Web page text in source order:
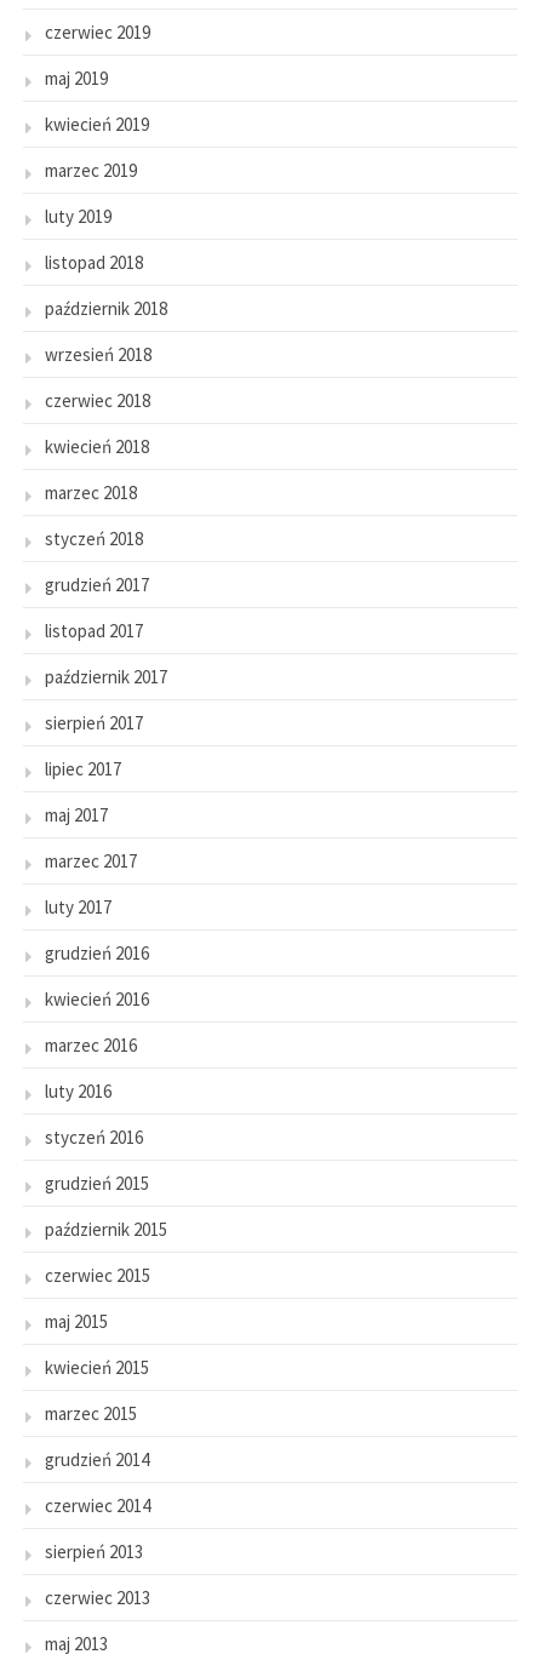
czerwiec 2019
maj 2019
kwiecień 2019
marzec 2019
luty 2019
listopad 2018
październik 2018
wrzesień 2018
czerwiec 2018
kwiecień 2018
marzec 2018
styczeń 2018
grudzień 2017
listopad 2017
październik 2017
sierpień 2017
lipiec 2017
maj 2017
marzec 2017
luty 2017
grudzień 2016
kwiecień 2016
marzec 2016
luty 2016
styczeń 2016
grudzień 2015
październik 2015
czerwiec 2015
maj 2015
kwiecień 2015
marzec 2015
grudzień 2014
czerwiec 2014
sierpień 2013
czerwiec 2013
maj 2013